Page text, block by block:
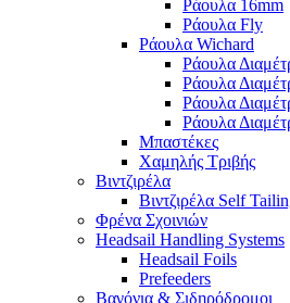
Ράουλα 16mm
Ράουλα Fly
Ράουλα Wichard
Ράουλα
Ράουλα
Ράουλα
Ράουλα
Μπαστέκες
Χαμηλής Τριβής
Βιντζιρέλα
Βιντζιρέλα Self
Φρένα Σχοινιών
Headsail Handling Systems
Headsail Foils
Prefeeders
Βαγόνια & Σιδηρόδρομοι